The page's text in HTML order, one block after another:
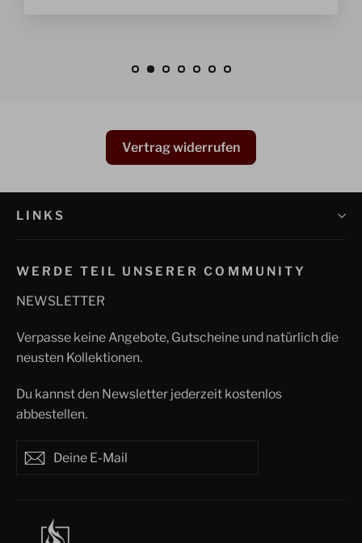
Vertrag widerrufen
LINKS
WERDE TEIL UNSERER COMMUNITY
NEWSLETTER
Verpasse keine Angebote, Gutscheine und natürlich die
neusten Kollektionen.
Du kannst den Newsletter jederzeit kostenlos
abbestellen.
E-
Abonnieren